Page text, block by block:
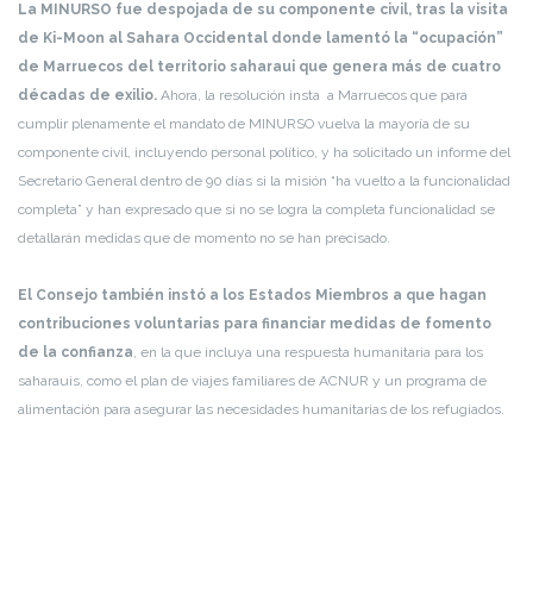
La MINURSO fue despojada de su componente civil, tras la visita
de Ki-Moon al Sahara Occidental donde lamentó la “ocupación”
de Marruecos del territorio saharaui que genera más de cuatro
décadas de exilio. Ahora, la resolución insta a Marruecos que para
cumplir plenamente el mandato de MINURSO vuelva la mayoría de su
componente civil, incluyendo personal político, y ha solicitado un informe del
Secretario General dentro de 90 días si la misión “ha vuelto a la funcionalidad
completa” y han expresado que si no se logra la completa funcionalidad se
detallarán medidas que de momento no se han precisado.
El Consejo también instó a los Estados Miembros a que hagan
contribuciones voluntarias para financiar medidas de fomento
de la confianza, en la que incluya una respuesta humanitaria para los
saharauis, como el plan de viajes familiares de ACNUR y un programa de
alimentación para asegurar las necesidades humanitarias de los refugiados.